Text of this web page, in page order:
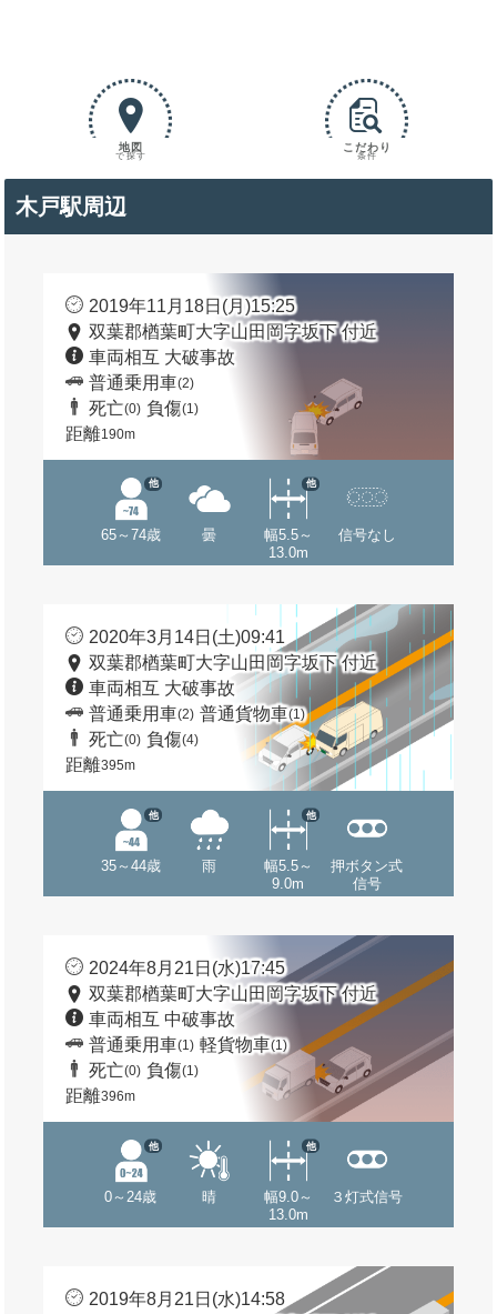
地図
で探す
こだわり
条件
木戸駅周辺
2019年11月18日(月)15:25
双葉郡楢葉町大字山田岡字坂下 付近
車両相互 大破事故
普通乗用車(2)
死亡(0) 負傷(1)
距離190m
65～74歳
他
曇
幅5.5～
13.0m
他
信号なし
2020年3月14日(土)09:41
双葉郡楢葉町大字山田岡字坂下 付近
車両相互 大破事故
普通乗用車(2) 普通貨物車(1)
死亡(0) 負傷(4)
距離395m
35～44歳
他
雨
幅5.5～
9.0m
他
押ボタン式
信号
2024年8月21日(水)17:45
双葉郡楢葉町大字山田岡字坂下 付近
車両相互 中破事故
普通乗用車(1) 軽貨物車(1)
死亡(0) 負傷(1)
距離396m
0～24歳
他
晴
幅9.0～
13.0m
他
３灯式信号
2019年8月21日(水)14:58